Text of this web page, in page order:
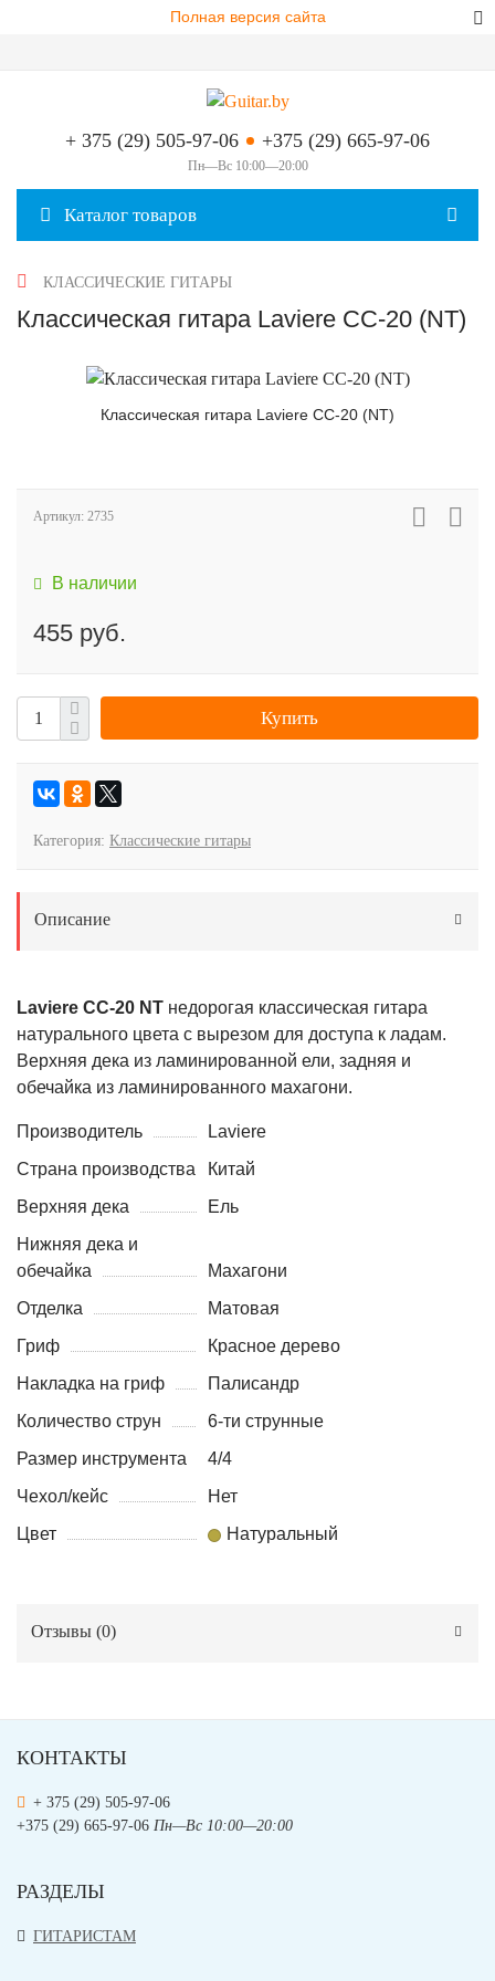
Полная версия сайта
+ 375 (29) 505-97-06 +375 (29) 665-97-06
Пн—Вс 10:00—20:00
Каталог товаров
КЛАССИЧЕСКИЕ ГИТАРЫ
Классическая гитара Laviere CC-20 (NT)
Классическая гитара Laviere CC-20 (NT)
Артикул: 2735
В наличии
455 руб.
Купить
Категория: Классические гитары
Описание
Laviere CC-20 NT недорогая классическая гитара
натурального цвета с вырезом для доступа к ладам.
Верхняя дека из ламинированной ели, задняя и
обечайка из ламинированного махагони.
Производитель
Laviere
Страна производства
Китай
Верхняя дека
Ель
Нижняя дека и
обечайка
Махагони
Отделка
Матовая
Гриф
Красное дерево
Накладка на гриф
Палисандр
Количество струн
6-ти струнные
Размер инструмента
4/4
Чехол/кейс
Нет
Цвет
Натуральный
Отзывы (0)
КОНТАКТЫ
+ 375 (29) 505-97-06
+375 (29) 665-97-06 Пн—Вс 10:00—20:00
РАЗДЕЛЫ
ГИТАРИСТАМ